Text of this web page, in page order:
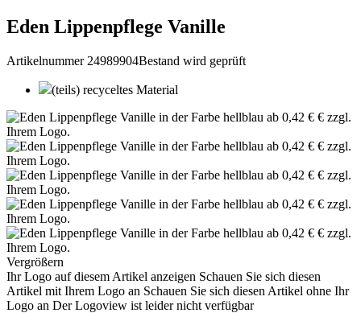
Eden Lippenpflege Vanille
Artikelnummer 24989904Bestand wird geprüft
(teils) recyceltes Material
Vergrößern
Ihr Logo auf diesem Artikel anzeigen Schauen Sie sich diesen
Artikel mit Ihrem Logo an Schauen Sie sich diesen Artikel ohne Ihr
Logo an Der Logoview ist leider nicht verfügbar